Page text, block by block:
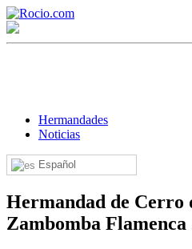
Hermandades
Noticias
Español
Hermandad de
Zambomba Flamenca
¡Bienvenido! Soy el
¿En qué